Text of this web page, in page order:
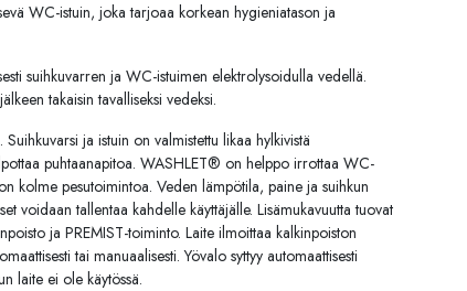
WC-istuin, joka tarjoaa korkean hygieniatason ja
suihkuvarren ja WC-istuimen elektrolysoidulla vedellä.
takaisin tavalliseksi vedeksi.
ja istuin on valmistettu likaa hylkivistä
puhtaanapitoa. WASHLET® on helppo irrottaa WC-
kolme pesutoimintoa. Veden lämpötila, paine ja suihkun
voidaan tallentaa kahdelle käyttäjälle. Lisämukavuutta tuovat
ja PREMIST-toiminto. Laite ilmoittaa kalkinpoiston
tai manuaalisesti. Yövalo syttyy automaattisesti
laite ei ole käytössä.